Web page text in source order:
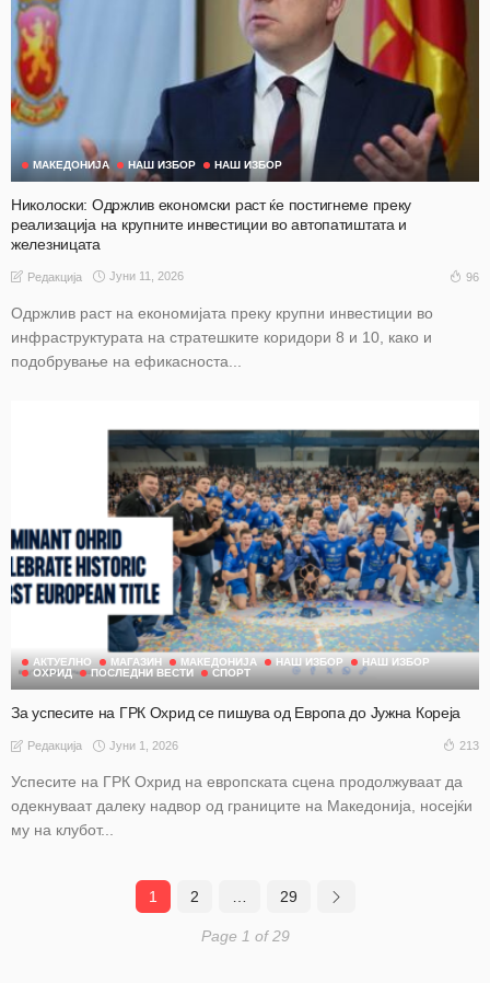
МАКЕДОНИЈА НАШ ИЗБОР НАШ ИЗБОР
Николоски: Одржлив економски раст ќе постигнеме преку
реализација на крупните инвестиции во автопатиштата и
железницата
Редакција Јуни 11, 2026 96
Одржлив раст на економијата преку крупни инвестиции во
инфраструктурата на стратешките коридори 8 и 10, како и
подобрување на ефикасноста...
АКТУЕЛНО МАГАЗИН МАКЕДОНИЈА НАШ ИЗБОР
НАШ ИЗБОР
ОХРИД
ПОСЛЕДНИ ВЕСТИ СПОРТ
За успесите на ГРК Охрид се пишува од Европа до Јужна Кореја
Редакција Јуни 1, 2026 213
Успесите на ГРК Охрид на европската сцена продолжуваат да
одекнуваат далеку надвор од границите на Македонија, носејќи
му на клубот...
1 2 … 29
Page 1 of 29